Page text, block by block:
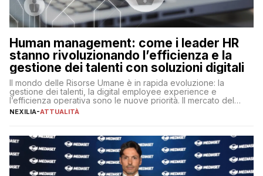
Human management: come i leader HR
stanno rivoluzionando l’efficienza e la
gestione dei talenti con soluzioni digitali
Il mondo delle Risorse Umane è in rapida evoluzione: la
gestione dei talenti, la digital employee experience e
l’efficienza operativa sono le nuove priorità. Il mercato del
lavoro, d’altra parte, è sempre più competitivo con una lotta
NEXILIA-ATTUALITÀ